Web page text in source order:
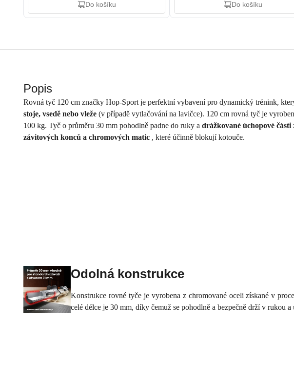
Do košíku Do košíku
Popis
Rovná tyč 120 cm značky Hop-Sport je perfektní vybavení pro dynamický trénink,
stoje, vsedě nebo vleže (v případě vytlačování na lavičce). 120 cm rovná tyč je
100 kg. Tyč o průměru 30 mm pohodlně padne do ruky a drážkované úchopové části
závitových konců a chromových matic , které účinně blokují kotouče.
Odolná konstrukce
Konstrukce rovné tyče je vyrobena z chromované oceli získané v
celé délce je 30 mm, díky čemuž se pohodlně a bezpečně drží v rukou